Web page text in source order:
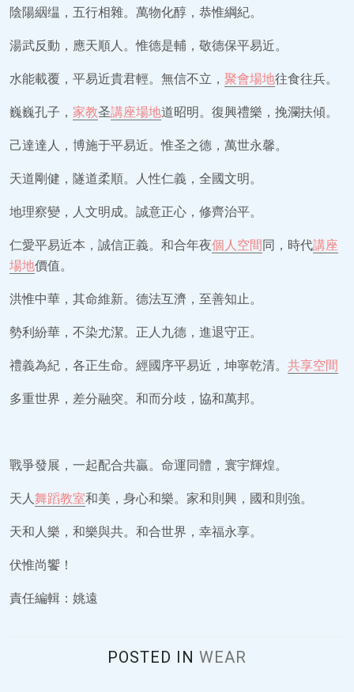
陰陽絪缊，五行相雜。萬物化醇，恭惟綱紀。
湯武反動，應天順人。惟德是輔，敬德保平易近。
水能載覆，平易近貴君輕。無信不立， 聚會場地往食往兵。
巍巍孔子， 家教圣講座場地道昭明。復興禮樂，挽瀾扶傾。
己達達人，博施于平易近。惟圣之德，萬世永馨。
天道剛健，隧道柔順。人性仁義，全國文明。
地理察變，人文明成。誠意正心，修齊治平。
仁愛平易近本，誠信正義。和合年夜個人空間同，時代講座
場地價值。
洪惟中華，其命維新。德法互濟，至善知止。
勢利紛華，不染尤潔。正人九德，進退守正。
禮義為紀，各正生命。經國序平易近，坤寧乾清。 共享空間
多重世界，差分融突。和而分歧，協和萬邦。
戰爭發展，一起配合共贏。命運同體，寰宇輝煌。
天人 舞蹈教室和美，身心和樂。家和則興，國和則強。
天和人樂，和樂與共。和合世界，幸福永享。
伏惟尚饗！
責任編輯：姚遠
POSTED IN WEAR